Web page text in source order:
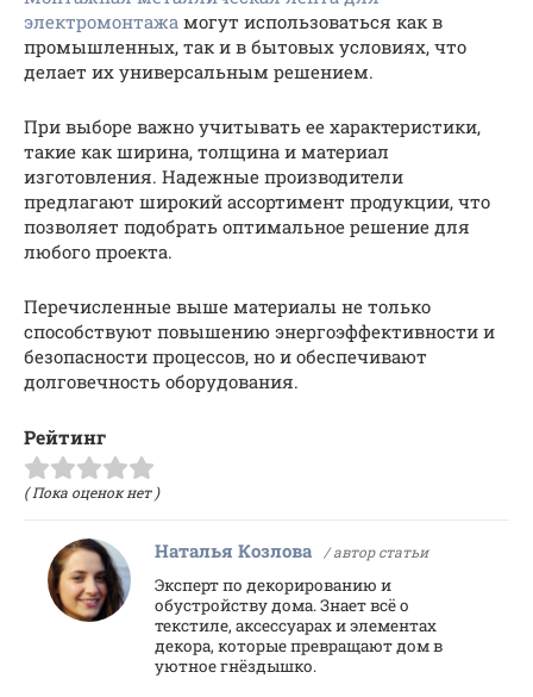
электромонтажа могут использоваться как в
промышленных, так и в бытовых условиях, что
делает их универсальным решением.
При выборе важно учитывать ее характеристики,
такие как ширина, толщина и материал
изготовления. Надежные производители
предлагают широкий ассортимент продукции, что
позволяет подобрать оптимальное решение для
любого проекта.
Перечисленные выше материалы не только
способствуют повышению энергоэффективности и
безопасности процессов, но и обеспечивают
долговечность оборудования.
Рейтинг
( Пока оценок нет )
Наталья Козлова / автор статьи
Эксперт по декорированию и
обустройству дома. Знает всё о
текстиле, аксессуарах и элементах
декора, которые превращают дом в
уютное гнёздышко.